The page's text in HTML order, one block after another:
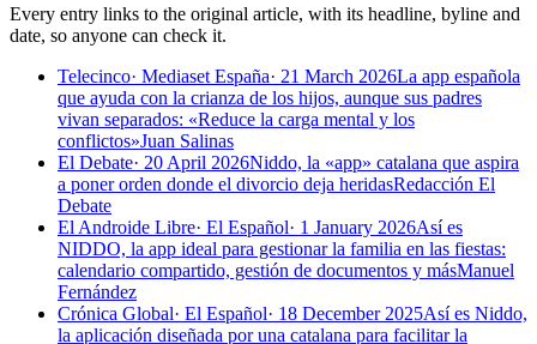
Every entry links to the original article, with its headline, byline and
date, so anyone can check it.
Telecinco· Mediaset España· 21 March 2026La app española
que ayuda con la crianza de los hijos, aunque sus padres
vivan separados: «Reduce la carga mental y los
conflictos»Juan Salinas
El Debate· 20 April 2026Niddo, la «app» catalana que aspira
a poner orden donde el divorcio deja heridasRedacción El
Debate
El Androide Libre· El Español· 1 January 2026Así es
NIDDO, la app ideal para gestionar la familia en las fiestas:
calendario compartido, gestión de documentos y másManuel
Fernández
Crónica Global· El Español· 18 December 2025Así es Niddo,
la aplicación diseñada por una catalana para facilitar la